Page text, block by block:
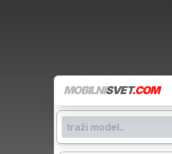
MOBILNISVET.COM